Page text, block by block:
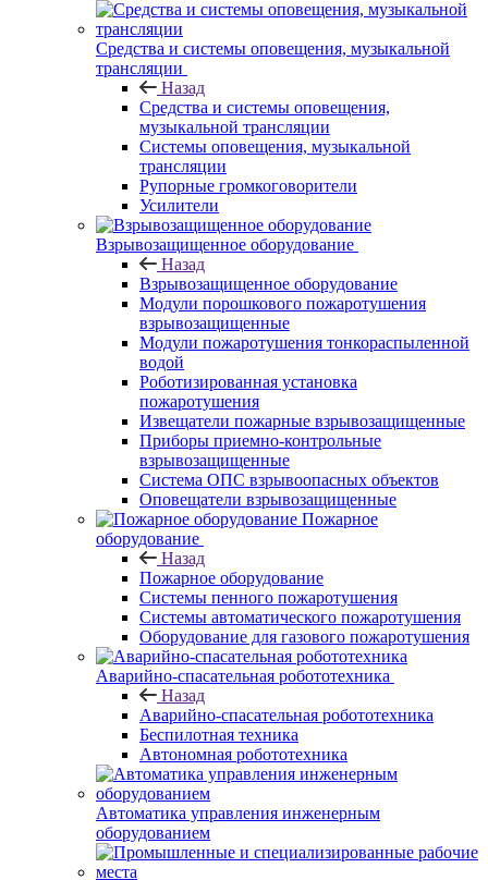
Средства и системы оповещения, музыкальной
трансляции
Назад
Средства и системы оповещения,
музыкальной трансляции
Системы оповещения, музыкальной
трансляции
Рупорные громкоговорители
Усилители
Взрывозащищенное оборудование
Назад
Взрывозащищенное оборудование
Модули порошкового пожаротушения
взрывозащищенные
Модули пожаротушения тонкораспыленной
водой
Роботизированная установка
пожаротушения
Извещатели пожарные взрывозащищенные
Приборы приемно-контрольные
взрывозащищенные
Система ОПС взрывоопасных объектов
Оповещатели взрывозащищенные
Пожарное
оборудование
Назад
Пожарное оборудование
Системы пенного пожаротушения
Системы автоматического пожаротушения
Оборудование для газового пожаротушения
Аварийно-спасательная робототехника
Назад
Аварийно-спасательная робототехника
Беспилотная техника
Автономная робототехника
Автоматика управления инженерным
оборудованием